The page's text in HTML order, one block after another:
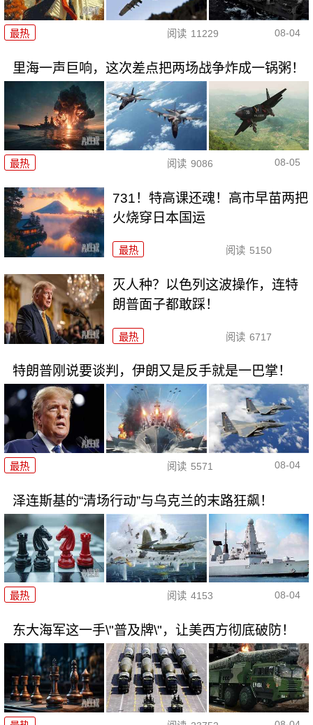
最热 阅读 11229 08-04
里海一声巨响，这次差点把两场战争炸成一锅粥！
最热 阅读 9086 08-05
731！特高课还魂！高市早苗两把
火烧穿日本国运
最热 阅读 5150
灭人种？以色列这波操作，连特
朗普面子都敢踩！
最热 阅读 6717
特朗普刚说要谈判，伊朗又是反手就是一巴掌！
最热 阅读 5571 08-04
泽连斯基的“清场行动”与乌克兰的末路狂飙！
最热 阅读 4153 08-04
东大海军这一手\"普及牌\"，让美西方彻底破防！